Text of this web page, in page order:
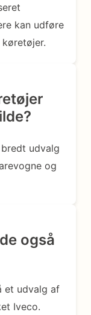
kan udføre
udvalg
og
også
et udvalg af
Iveco.